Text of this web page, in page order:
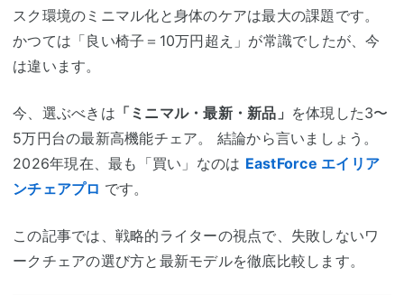
スク環境のミニマル化と身体のケアは最大の課題です。
かつては「良い椅子＝10万円超え」が常識でしたが、今
は違います。
今、選ぶべきは 「ミニマル・最新・新品」 を体現した3〜
5万円台の最新高機能チェア。 結論から言いましょう。
2026年現在、最も「買い」なのは EastForce エイリア
ンチェアプロ です。
この記事では、戦略的ライターの視点で、失敗しないワ
ークチェアの選び方と最新モデルを徹底比較します。